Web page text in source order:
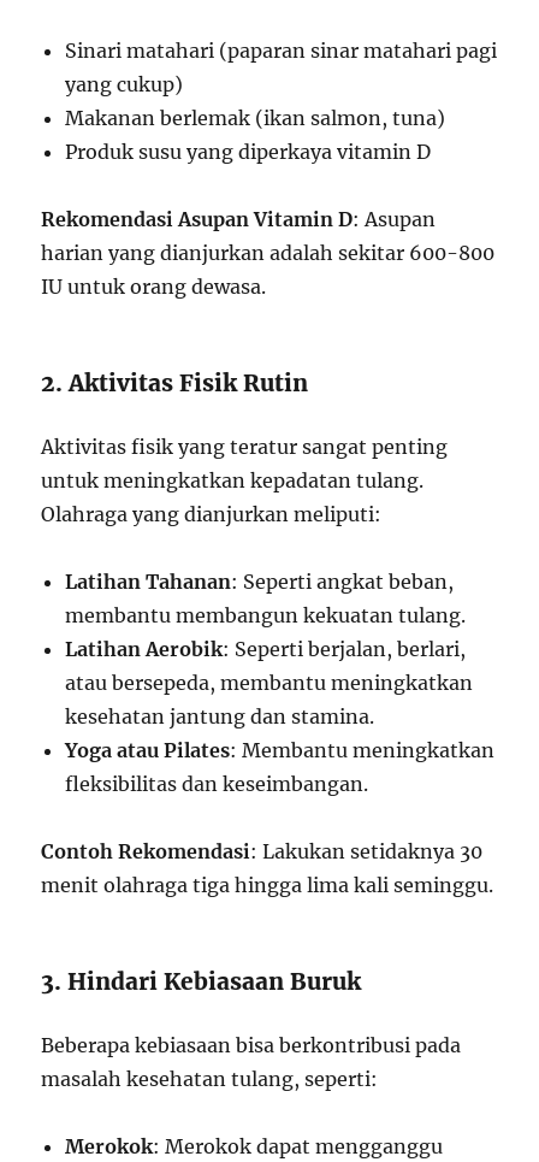
Sinari matahari (paparan sinar matahari pagi
yang cukup)
Makanan berlemak (ikan salmon, tuna)
Produk susu yang diperkaya vitamin D
Rekomendasi Asupan Vitamin D: Asupan
harian yang dianjurkan adalah sekitar 600-800
IU untuk orang dewasa.
2. Aktivitas Fisik Rutin
Aktivitas fisik yang teratur sangat penting
untuk meningkatkan kepadatan tulang.
Olahraga yang dianjurkan meliputi:
Latihan Tahanan: Seperti angkat beban,
membantu membangun kekuatan tulang.
Latihan Aerobik: Seperti berjalan, berlari,
atau bersepeda, membantu meningkatkan
kesehatan jantung dan stamina.
Yoga atau Pilates: Membantu meningkatkan
fleksibilitas dan keseimbangan.
Contoh Rekomendasi: Lakukan setidaknya 30
menit olahraga tiga hingga lima kali seminggu.
3. Hindari Kebiasaan Buruk
Beberapa kebiasaan bisa berkontribusi pada
masalah kesehatan tulang, seperti:
Merokok: Merokok dapat mengganggu